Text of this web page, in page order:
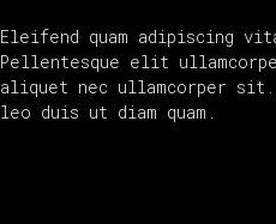
Eleifend quam adipiscing
Pellentesque elit
aliquet nec ullamcorper sit.
leo duis ut diam quam.